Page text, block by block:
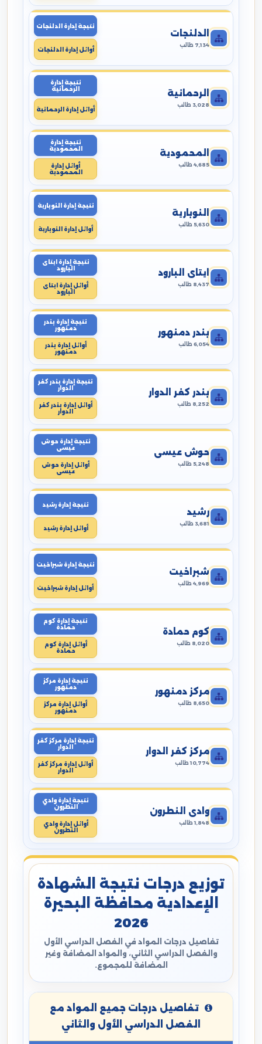
الدلنجات
7,134 طالب
نتيجة إدارة الدلنجات
أوائل إدارة الدلنجات
الرحمانية
3,028 طالب
نتيجة إدارة
الرحمانية
أوائل إدارة الرحمانية
المحمودية
4,685 طالب
نتيجة إدارة
المحمودية
أوائل إدارة
المحمودية
النوبارية
5,630 طالب
نتيجة إدارة النوبارية
أوائل إدارة النوبارية
ايتاى البارود
8,437 طالب
نتيجة إدارة ايتاى
البارود
أوائل إدارة ايتاى
البارود
بندر دمنهور
6,054 طالب
نتيجة إدارة بندر
دمنهور
أوائل إدارة بندر
دمنهور
بندر كفر الدوار
8,252 طالب
نتيجة إدارة بندر كفر
الدوار
أوائل إدارة بندر كفر
الدوار
حوش عيسى
5,248 طالب
نتيجة إدارة حوش
عيسى
أوائل إدارة حوش
عيسى
رشيد
3,681 طالب
نتيجة إدارة رشيد
أوائل إدارة رشيد
شبراخيت
4,969 طالب
نتيجة إدارة شبراخيت
أوائل إدارة شبراخيت
كوم حمادة
8,020 طالب
نتيجة إدارة كوم
حمادة
أوائل إدارة كوم
حمادة
مركز دمنهور
8,650 طالب
نتيجة إدارة مركز
دمنهور
أوائل إدارة مركز
دمنهور
مركز كفر الدوار
10,774 طالب
نتيجة إدارة مركز كفر
الدوار
أوائل إدارة مركز كفر
الدوار
وادي النطرون
1,848 طالب
نتيجة إدارة وادي
النطرون
أوائل إدارة وادي
النطرون
توزيع درجات نتيجة الشهادة
الإعدادية محافظة البحيرة
2026
تفاصيل درجات المواد في الفصل الدراسي الأول
والفصل الدراسي الثاني، والمواد المضافة وغير
المضافة للمجموع.
تفاصيل درجات جميع المواد مع
الفصل الدراسي الأول والثاني